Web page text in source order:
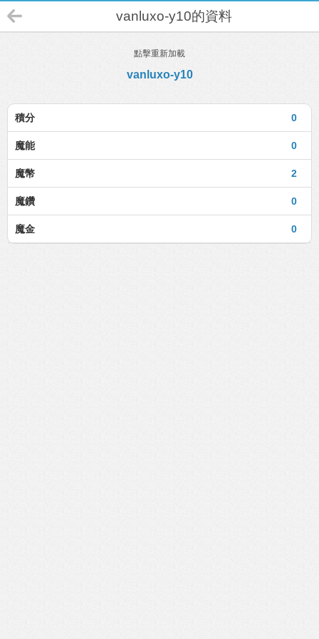
vanluxo-y10的資料
點擊重新加載
vanluxo-y10
0
積分
0
魔能
2
魔幣
0
魔鑽
0
魔金